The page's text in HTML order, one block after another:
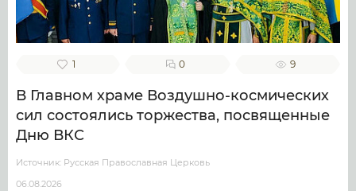
1 0 9
В Главном храме Воздушно-космических
сил состоялись торжества, посвященные
Дню ВКС
Источник: Русская Православная Церковь
06.08.2026